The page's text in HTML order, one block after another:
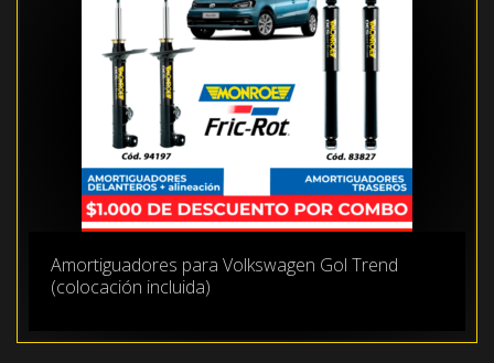
Amortiguadores para Volkswagen Gol Trend
(colocación incluida)